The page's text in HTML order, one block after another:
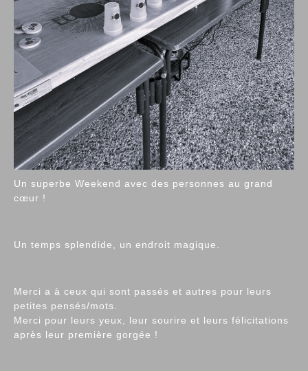
Un superbe Weekend avec des personnes au grand
cœur !
Un temps splendide, un endroit magique.
Merci a à ceux qui sont passés et autres pour leurs
petites pensés/mots.
Merci pour leurs yeux, leur sourire et leurs félicitations
après leur première gorgée !